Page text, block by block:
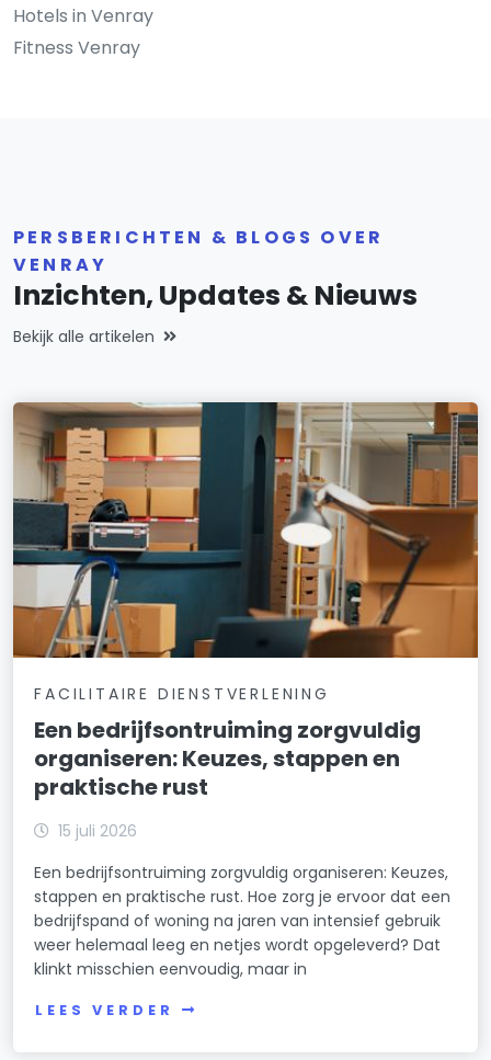
Hotels in Venray
Fitness Venray
PERSBERICHTEN & BLOGS OVER
VENRAY
Inzichten, Updates & Nieuws
Bekijk alle artikelen
FACILITAIRE DIENSTVERLENING
Een bedrijfsontruiming zorgvuldig
organiseren: Keuzes, stappen en
praktische rust
15 juli 2026
Een bedrijfsontruiming zorgvuldig organiseren: Keuzes,
stappen en praktische rust. Hoe zorg je ervoor dat een
bedrijfspand of woning na jaren van intensief gebruik
weer helemaal leeg en netjes wordt opgeleverd? Dat
klinkt misschien eenvoudig, maar in
LEES VERDER